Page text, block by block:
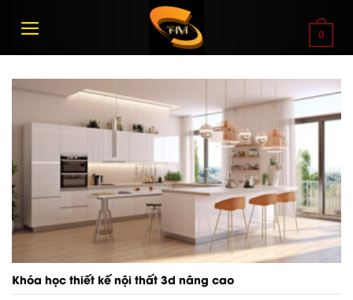
0
Khóa học thiết kế nội thất 3d nâng cao